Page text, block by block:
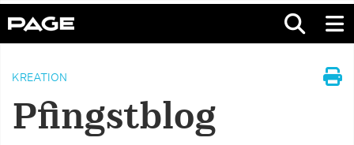
KREATION
Pfingstblog